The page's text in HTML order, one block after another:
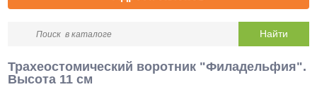
Трахеостомический воротник "Филадельфия".
Высота 11 см